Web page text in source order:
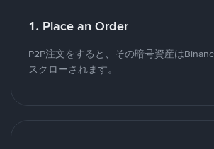
1. Place an Order
P2P注文をすると、その暗号資産は
スクローされます。